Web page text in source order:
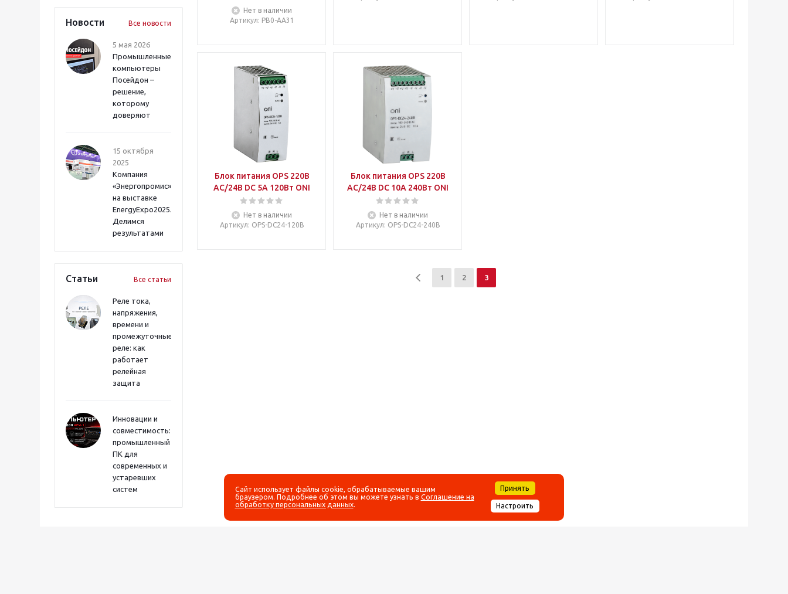
Новости Все новости
5 мая 2026
Промышленные
компьютеры
Посейдон –
решение,
которому
доверяют
15 октября
2025
Компания
«Энергопромис»
на выставке
EnergyExpo2025.
Делимся
результатами
Статьи Все статьи
Реле тока,
напряжения,
времени и
промежуточные
реле: как
работает
релейная
защита
Инновации и
совместимость:
промышленный
ПК для
современных и
устаревших
систем
Нет в наличии
Артикул: PB0-AA31
Блок питания OPS 220В
AC/24В DC 5А 120Вт ONI
Нет в наличии
Артикул: OPS-DC24-120B
Блок питания OPS 220В
AC/24В DC 10А 240Вт ONI
Нет в наличии
Артикул: OPS-DC24-240B
1 2 3
Сайт использует файлы cookie, обрабатываемые вашим
браузером. Подробнее об этом вы можете узнать в Соглашение на
обработку персональных данных.
Принять
Настроить